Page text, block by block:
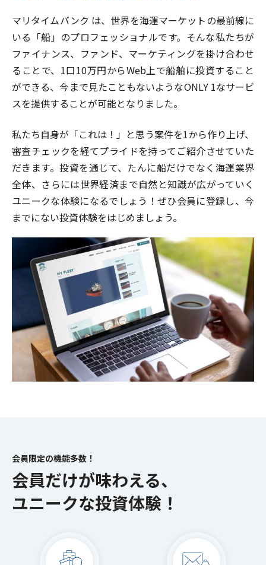
マリタイムバンク は、世界を海運マーケットの最前線に
いる「船」のプロフェッショナルです。そんな私たちが
ファイナンス、ファンド、マーケティングを掛け合わせ
ることで、1口10万円からWeb上で船舶に投資すること
ができる、今まで見たこともないようなONLY 1なサービ
スを提供することが可能となりました。
私たち自身が「これは！」と思う案件を1から作り上げ、
審査チェックを経てプライドを持ってご紹介させていた
だきます。投資を通じて、たんに船だけでなく海運業界
全体、さらには世界経済まで自然と知識が広がっていく
ユニークな体験になるでしょう！ぜひ会員に登録し、今
までにない投資体験をはじめましょう。
会員限定の機能多数！
会員だけが味わえる、
ユニークな投資体験！